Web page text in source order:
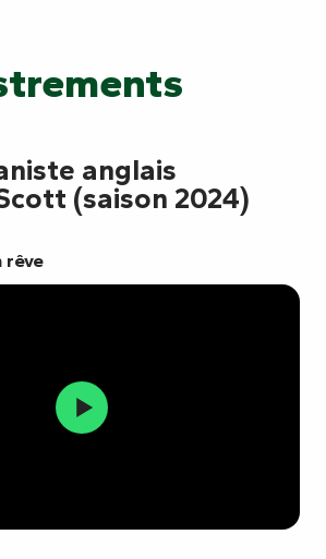
anglais
(saison 2024)
rêve